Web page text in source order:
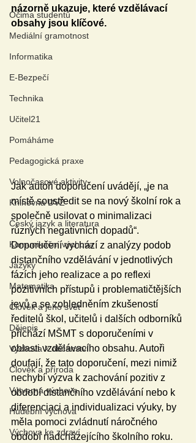
Očima studentů
Mediální gramotnost
Informatika
E-Bezpečí
Technika
Učitel21
Pomáháme
Pedagogická praxe
Volnočasové aktivity
Knihovna DVZ
Český jazyk a literatura
Komunikační výchova
Jazyky
Matematika
Člověk a jeho svět
Dějepis
Výchova k občanství
Člověk a příroda
Výtvarná výchova
Hudební výchova
Výchova ke zdraví
názorně ukazuje, které vzdělávací
obsahy jsou klíčové.
Jak autoři doporučení uvádějí, „je na
místě soustředit se na nový školní rok a
společně usilovat o minimalizaci
různých negativních dopadů“.
Doporučení vychází z analýzy podob
distančního vzdělávání v jednotlivých
fázích jeho realizace a po reflexi
pozitivních přístupů i problematičtějších
jevů a se zohledněním zkušeností
ředitelů škol, učitelů i dalších odborníků
přichází MŠMT s doporučeními v
oblasti vzdělávacího obsahu. Autoři
doufají, že tato doporučení, mezi nimiž
nechybí výzva k zachování pozitiv z
období distančního vzdělávání nebo k
diferenciaci a individualizaci výuky, by
měla pomoci zvládnutí náročného
období nadcházejícího školního roku.